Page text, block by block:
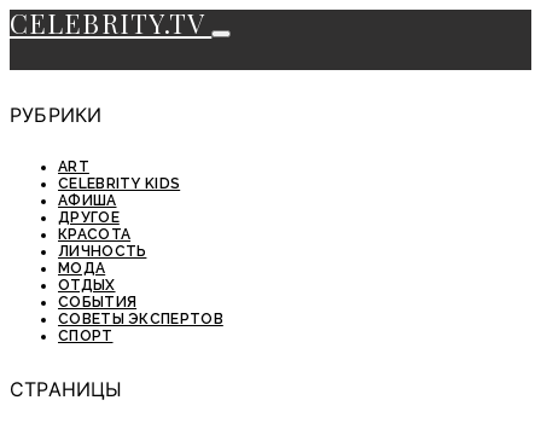
CELEBRITY.TV
РУБРИКИ
ART
CELEBRITY KIDS
АФИША
ДРУГОЕ
КРАСОТА
ЛИЧНОСТЬ
МОДА
ОТДЫХ
СОБЫТИЯ
СОВЕТЫ ЭКСПЕРТОВ
СПОРТ
СТРАНИЦЫ